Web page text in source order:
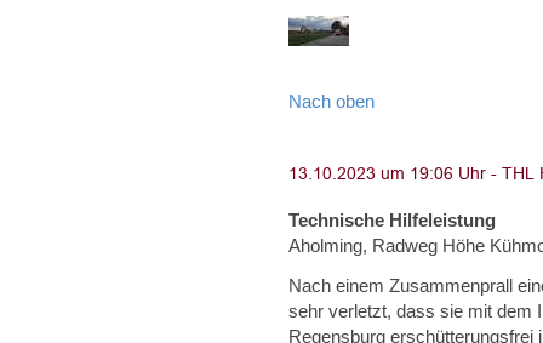
Nach oben
Technische Hilfeleistung
Aholming, Radweg Höhe
Nach einem Zusammenprall
sehr verletzt, dass sie mit dem
Regensburg erschütterungsfrei